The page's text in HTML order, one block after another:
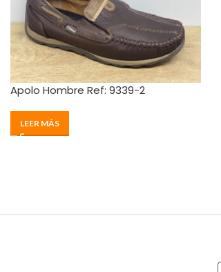
Apolo Hombre Ref: 9339-2
LEER MÁS